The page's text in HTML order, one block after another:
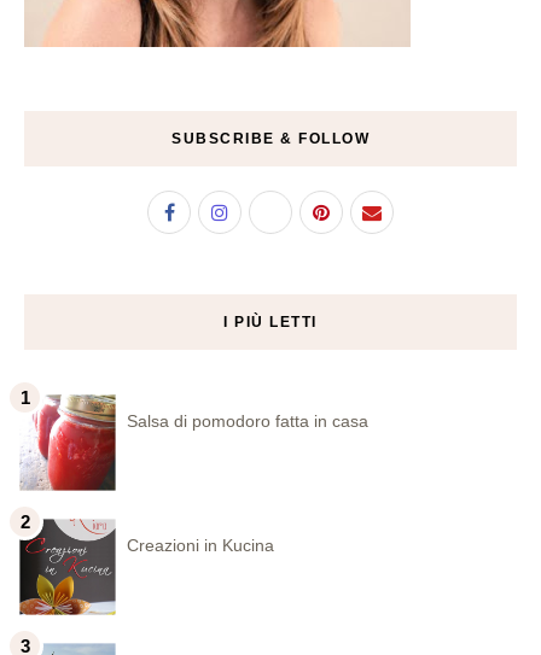
SUBSCRIBE & FOLLOW
I PIÙ LETTI
Salsa di pomodoro fatta in casa
Creazioni in Kucina